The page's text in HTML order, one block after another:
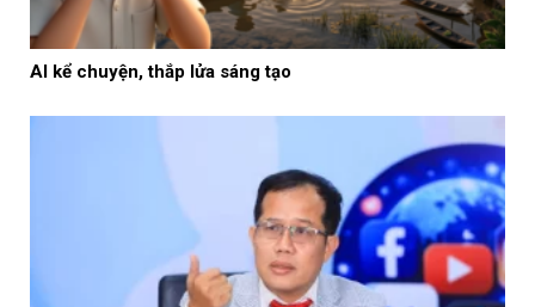
AI kể chuyện, thắp lửa sáng tạo